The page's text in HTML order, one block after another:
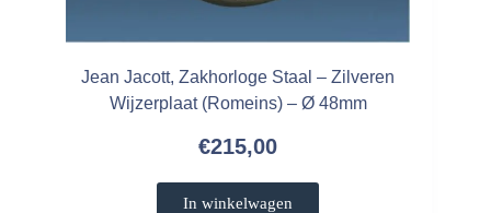
Jean Jacott, Zakhorloge Staal – Zilveren
Wijzerplaat (Romeins) – Ø 48mm
€215,00
In winkelwagen